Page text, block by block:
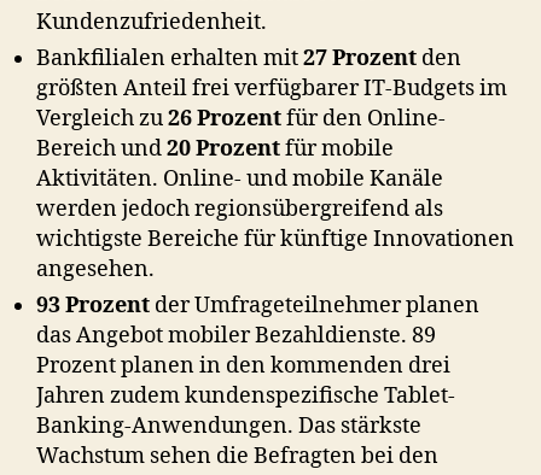
Kundenzufriedenheit.
Bankfilialen erhalten mit27 Prozent den
größten Anteil frei verfügbarer IT-Budgets im
Vergleich zu26 Prozentfür den Online-
Bereich und20 Prozentfür mobile
Aktivitäten. Online- und mobile Kanäle
werden jedoch regionsübergreifend als
wichtigste Bereiche für künftige Innovationen
angesehen.
93 Prozent der Umfrageteilnehmer planen
das Angebot mobiler Bezahldienste. 89
Prozent planen in den kommenden drei
Jahren zudem kundenspezifische Tablet-
Banking-Anwendungen. Das stärkste
Wachstum sehen die Befragten bei den